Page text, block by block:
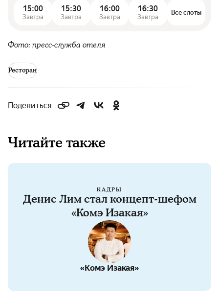
15:00
Завтра
15:30
Завтра
16:00
Завтра
16:30
Завтра
Все слоты
Фото: пресс-служба отеля
Ресторан
Поделиться
Читайте также
КАДРЫ
Денис Лим стал концепт-шефом
«Комэ Изакая»
«Комэ Изакая»